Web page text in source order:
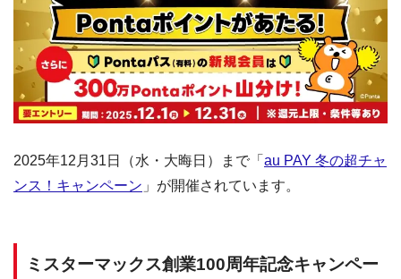
2025年12月31日（水・大晦日）まで「 au PAY 冬の超チャ
ンス！キャンペーン 」が開催されています。
ミスターマックス創業100周年記念キャンペー